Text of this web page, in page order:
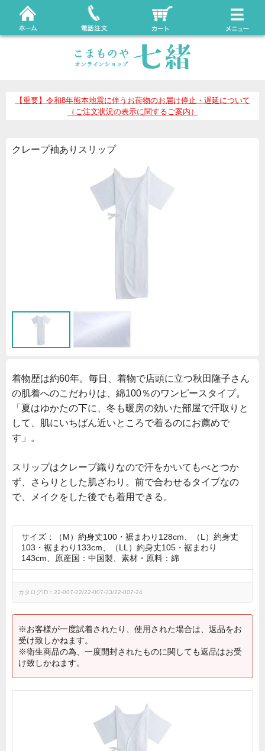
【重要】令和8年熊本地震に伴うお荷物のお届け停止・遅延について
（ご注文状況の表示に関するご案内）
クレープ袖ありスリップ
着物歴は約60年。毎日、着物で店頭に立つ秋田隆子さん
の肌着へのこだわりは、綿100％のワンピースタイプ。
「夏はゆかたの下に、冬も暖房の効いた部屋で汗取りと
して、肌にいちばん近いところで着るのにお薦めで
す」。
スリップはクレープ織りなので汗をかいてもべとつか
ず、さらりとした肌ざわり。前で合わせるタイプなの
で、メイクをした後でも着用できる。
サイズ：（M）約身丈100・裾まわり128cm、（L）約身丈
103・裾まわり133cm、（LL）約身丈105・裾まわり
143cm、原産国：中国製、素材・原料：綿
カタログID：22-007-22/22-007-23/22-007-24
※お客様が一度試着されたり、使用された場合は、返品をお
受け致しかねます。
※衛生商品の為、一度開封されたものに関しても返品はお受
け致しかねます。